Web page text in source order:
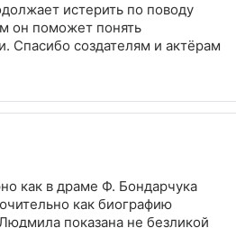
истерить по поводу
он поможет понять
Спасибо создателям и актёрам
как в драме Ф. Бондарчука
как биографию
показана не безликой